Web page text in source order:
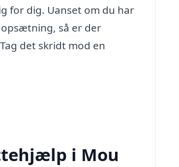
for dig. Uanset om du har
så er der
det skridt mod en
i Mou